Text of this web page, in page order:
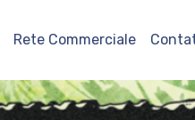
Rete Commerciale